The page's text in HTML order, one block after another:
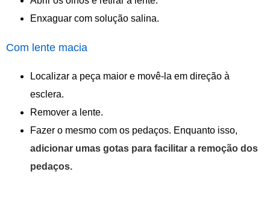
Enxaguar com solução salina.
Com lente macia
Localizar a peça maior e movê-la em direção à
esclera.
Remover a lente.
Fazer o mesmo com os pedaços. Enquanto isso,
adicionar umas gotas para facilitar a remoção dos
pedaços.